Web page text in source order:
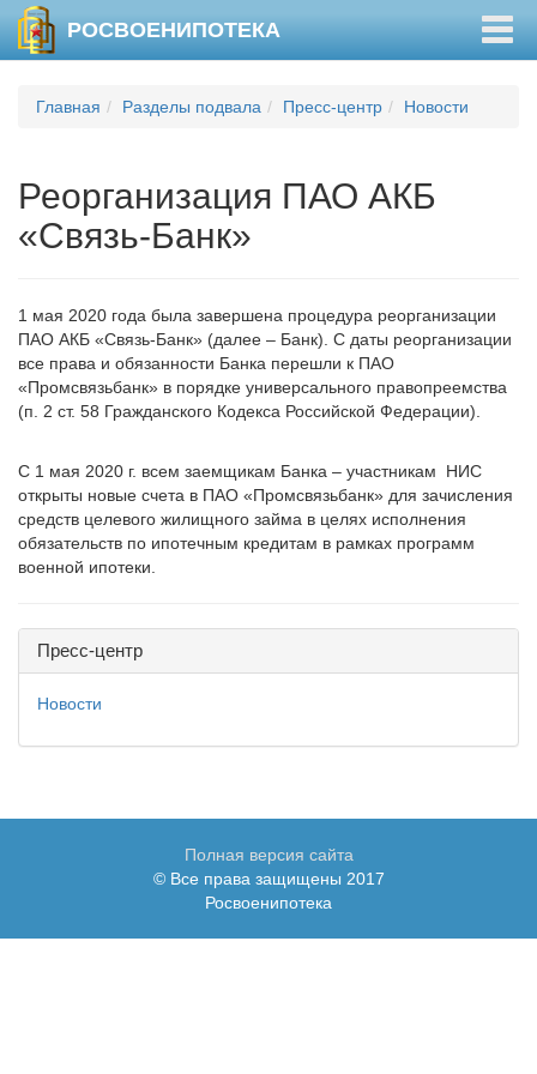
РОСВОЕНИПОТЕКА
Главная Разделы подвала Пресс-центр Новости
Реорганизация ПАО АКБ
«Связь-Банк»
1 мая 2020 года была завершена процедура реорганизации
ПАО АКБ «Связь-Банк» (далее – Банк). С даты реорганизации
все права и обязанности Банка перешли к ПАО
«Промсвязьбанк» в порядке универсального правопреемства
(п. 2 ст. 58 Гражданского Кодекса Российской Федерации).
С 1 мая 2020 г. всем заемщикам Банка – участникам НИС
открыты новые счета в ПАО «Промсвязьбанк» для зачисления
средств целевого жилищного займа в целях исполнения
обязательств по ипотечным кредитам в рамках программ
военной ипотеки.
Пресс-центр
Новости
Полная версия сайта
© Все права защищены 2017
Росвоенипотека